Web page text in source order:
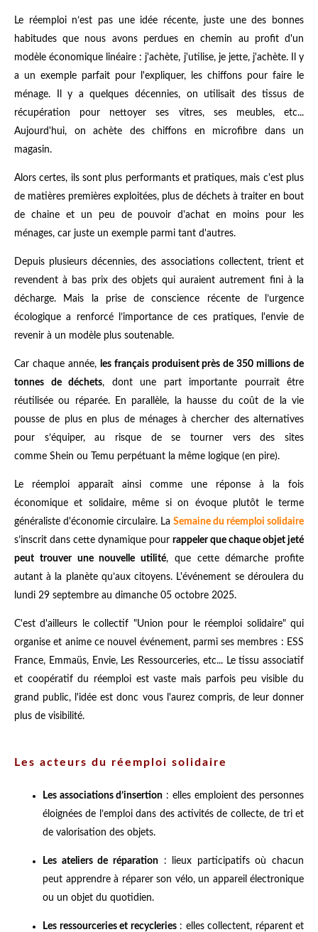
Le réemploi n’est pas une idée récente, juste une des bonnes
habitudes que nous avons perdues en chemin au profit d'un
modèle économique linéaire : j'achète, j'utilise, je jette, j'achète. Il y
a un exemple parfait pour l'expliquer, les chiffons pour faire le
ménage. Il y a quelques décennies, on utilisait des tissus de
récupération pour nettoyer ses vitres, ses meubles, etc...
Aujourd'hui, on achète des chiffons en microfibre dans un
magasin.
Alors certes, ils sont plus performants et pratiques, mais c'est plus
de matières premières exploitées, plus de déchets à traiter en bout
de chaine et un peu de pouvoir d'achat en moins pour les
ménages, car juste un exemple parmi tant d'autres.
Depuis plusieurs décennies, des associations collectent, trient et
revendent à bas prix des objets qui auraient autrement fini à la
décharge. Mais la prise de conscience récente de l’urgence
écologique a renforcé l’importance de ces pratiques, l'envie de
revenir à un modèle plus soutenable.
Car chaque année, les français produisent près de 350 millions de
tonnes de déchets, dont une part importante pourrait être
réutilisée ou réparée. En parallèle, la hausse du coût de la vie
pousse de plus en plus de ménages à chercher des alternatives
pour s’équiper, au risque de se tourner vers des sites
comme Shein ou Temu perpétuant la même logique (en pire).
Le réemploi apparaît ainsi comme une réponse à la fois
économique et solidaire, même si on évoque plutôt le terme
généraliste d'économie circulaire. La Semaine du réemploi solidaire
s’inscrit dans cette dynamique pour rappeler que chaque objet jeté
peut trouver une nouvelle utilité, que cette démarche profite
autant à la planète qu’aux citoyens. L'événement se déroulera du
lundi 29 septembre au dimanche 05 octobre 2025.
C'est d'ailleurs le collectif "Union pour le réemploi solidaire" qui
organise et anime ce nouvel événement, parmi ses membres : ESS
France, Emmaüs, Envie, Les Ressourceries, etc... Le tissu associatif
et coopératif du réemploi est vaste mais parfois peu visible du
grand public, l'idée est donc vous l'aurez compris, de leur donner
plus de visibilité.
Les acteurs du réemploi solidaire
Les associations d’insertion : elles emploient des personnes
éloignées de l’emploi dans des activités de collecte, de tri et
de valorisation des objets.
Les ateliers de réparation: lieux participatifs où chacun
peut apprendre à réparer son vélo, un appareil électronique
ou un objet du quotidien.
Les ressourceries et recycleries: elles collectent, réparent et